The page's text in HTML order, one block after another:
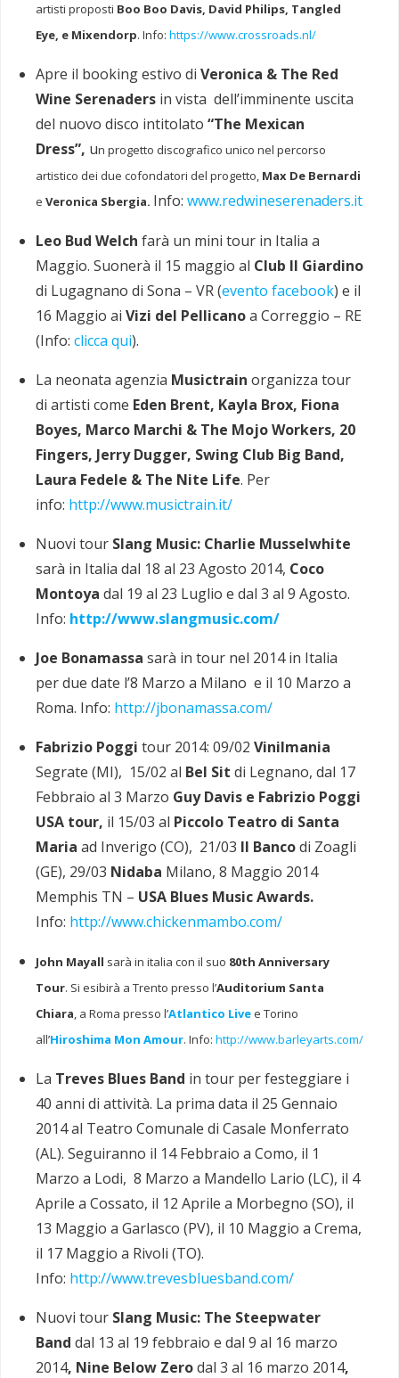
artisti proposti Boo Boo Davis, David Philips, Tangled
Eye, e Mixendorp. Info: https://www.crossroads.nl/
Apre il booking estivo di Veronica & The Red
Wine Serenaders in vista dell’imminente uscita
del nuovo disco intitolato “The Mexican
Dress”, un progetto discografico unico nel percorso
artistico dei due cofondatori del progetto, Max De Bernardi
e Veronica Sbergia. Info: www.redwineserenaders.it
Leo Bud Welch farà un mini tour in Italia a
Maggio. Suonerà il 15 maggio al Club Il Giardino
di Lugagnano di Sona – VR (evento facebook) e il
16 Maggio ai Vizi del Pellicanoa Correggio – RE
(Info: clicca qui).
La neonata agenzia Musictrain organizza tour
di artisti come Eden Brent, Kayla Brox, Fiona
Boyes, Marco Marchi & The Mojo Workers, 20
Fingers, Jerry Dugger, Swing Club Big Band,
Laura Fedele & The Nite Life. Per
info: http://www.musictrain.it/
Nuovi tour Slang Music: Charlie Musselwhite
sarà in Italia dal 18 al 23 Agosto 2014, Coco
Montoya dal 19 al 23 Luglio e dal 3 al 9 Agosto.
Info: http://www.slangmusic.com/
Joe Bonamassa sarà in tour nel 2014 in Italia
per due date l’8 Marzo a Milano e il 10 Marzo a
Roma. Info: http://jbonamassa.com/
Fabrizio Poggi tour 2014: 09/02 Vinilmania
Segrate (MI), 15/02 al Bel Sit di Legnano, dal 17
Febbraio al 3 Marzo Guy Davis e Fabrizio Poggi
USA tour, il 15/03 al Piccolo Teatro di Santa
Maria ad Inverigo (CO), 21/03 Il Bancodi Zoagli
(GE), 29/03 Nidaba Milano, 8 Maggio 2014
Memphis TN – USA Blues Music Awards.
Info: http://www.chickenmambo.com/
John Mayall sarà in italia con il suo 80th Anniversary
Tour. Si esibirà a Trento presso l’Auditorium Santa
Chiara, a Roma presso l’Atlantico Live e Torino
all’Hiroshima Mon Amour. Info: http://www.barleyarts.com/
La Treves Blues Band in tour per festeggiare i
40 anni di attività. La prima data il 25 Gennaio
2014 al Teatro Comunale di Casale Monferrato
(AL). Seguiranno il 14 Febbraio a Como, il 1
Marzo a Lodi, 8 Marzo a Mandello Lario (LC), il 4
Aprile a Cossato, il 12 Aprile a Morbegno (SO), il
13 Maggio a Garlasco (PV), il 10 Maggio a Crema,
il 17 Maggio a Rivoli (TO).
Info: http://www.trevesbluesband.com/
Nuovi tour Slang Music: The Steepwater
Band dal 13 al 19 febbraio e dal 9 al 16 marzo
2014, Nine Below Zerodal 3 al 16 marzo 2014,